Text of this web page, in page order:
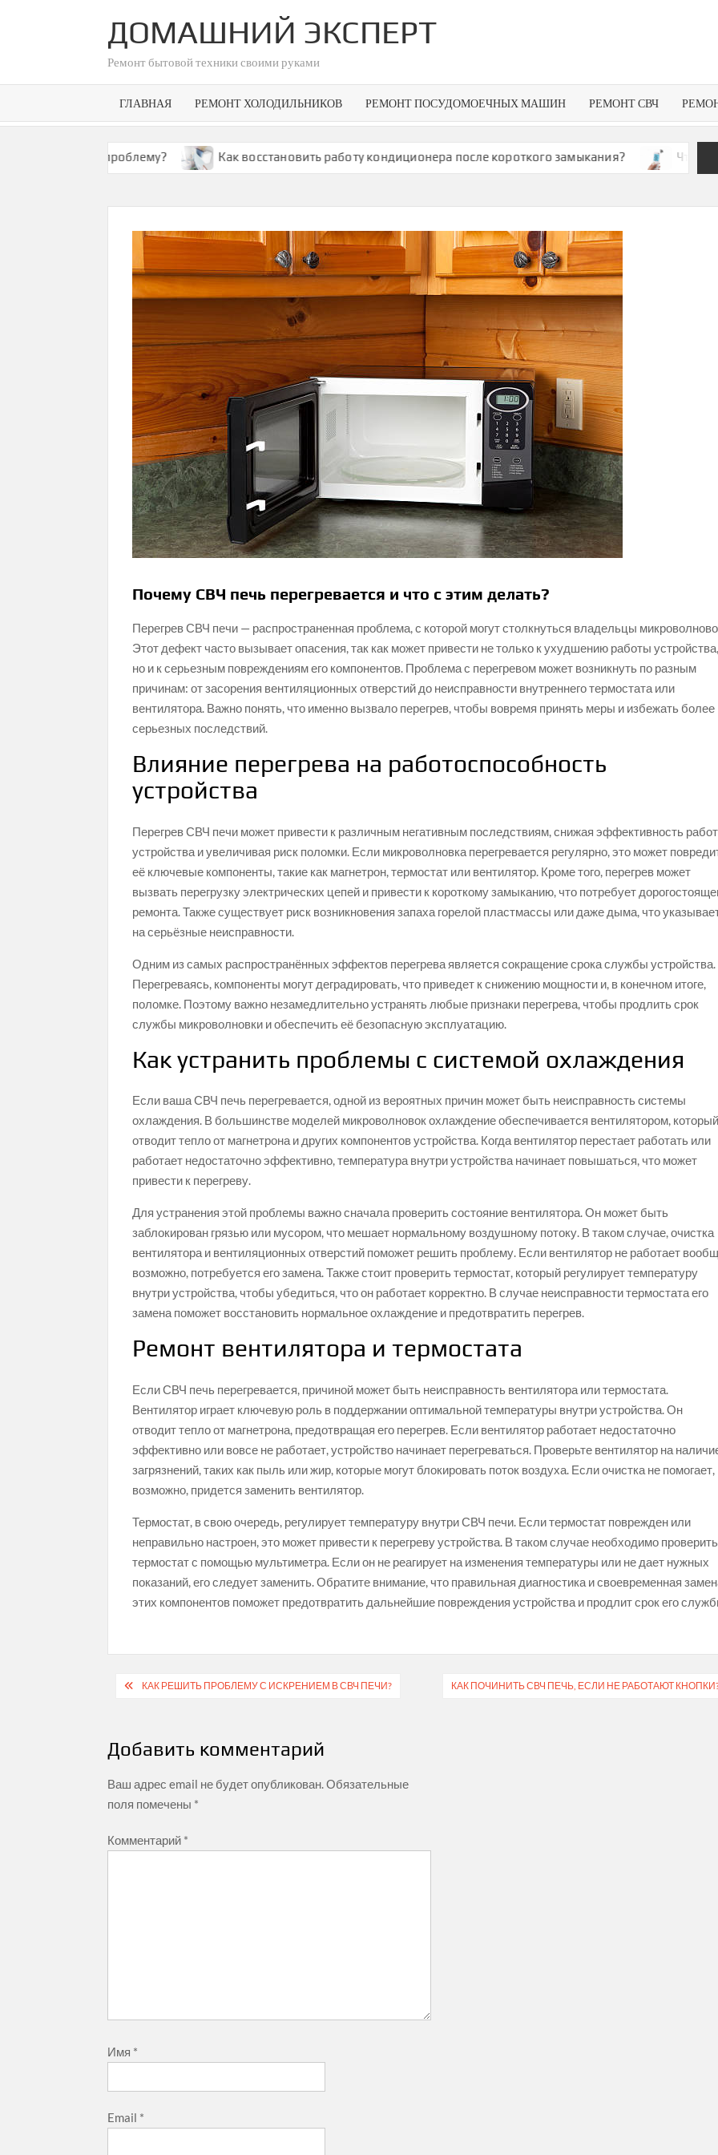
ДОМАШНИЙ ЭКСПЕРТ
Ремонт бытовой техники своими руками
ГЛАВНАЯ РЕМОНТ ХОЛОДИЛЬНИКОВ РЕМОНТ ПОСУДОМОЕЧНЫХ МАШИН РЕМОНТ СВЧ
эту проблему? Как восстановить работу кондиционера после короткого замыкания? Что делать,
Почему СВЧ печь перегревается и что с этим делать?
Перегрев СВЧ печи — распространенная проблема, с которой могут столкнуться владельцы
Этот дефект часто вызывает опасения, так как может привести не только к ухудшению работы
но и к серьезным повреждениям его компонентов. Проблема с перегревом может возникнуть по разным
причинам: от засорения вентиляционных отверстий до неисправности внутреннего термостата или
вентилятора. Важно понять, что именно вызвало перегрев, чтобы вовремя принять меры и избежать более
серьезных последствий.
Влияние перегрева на работоспособность
устройства
Перегрев СВЧ печи может привести к различным негативным последствиям, снижая эффективность
устройства и увеличивая риск поломки. Если микроволновка перегревается регулярно, это может
её ключевые компоненты, такие как магнетрон, термостат или вентилятор. Кроме того, перегрев может
вызвать перегрузку электрических цепей и привести к короткому замыканию, что потребует
ремонта. Также существует риск возникновения запаха горелой пластмассы или даже дыма, что
на серьёзные неисправности.
Одним из самых распространённых эффектов перегрева является сокращение срока службы устройства.
Перегреваясь, компоненты могут деградировать, что приведет к снижению мощности и, в конечном итоге,
поломке. Поэтому важно незамедлительно устранять любые признаки перегрева, чтобы продлить срок
службы микроволновки и обеспечить её безопасную эксплуатацию.
Как устранить проблемы с системой охлаждения
Если ваша СВЧ печь перегревается, одной из вероятных причин может быть неисправность системы
охлаждения. В большинстве моделей микроволновок охлаждение обеспечивается вентилятором,
отводит тепло от магнетрона и других компонентов устройства. Когда вентилятор перестает работать или
работает недостаточно эффективно, температура внутри устройства начинает повышаться, что может
привести к перегреву.
Для устранения этой проблемы важно сначала проверить состояние вентилятора. Он может быть
заблокирован грязью или мусором, что мешает нормальному воздушному потоку. В таком случае, очистка
вентилятора и вентиляционных отверстий поможет решить проблему. Если вентилятор не работает
возможно, потребуется его замена. Также стоит проверить термостат, который регулирует температуру
внутри устройства, чтобы убедиться, что он работает корректно. В случае неисправности термостата его
замена поможет восстановить нормальное охлаждение и предотвратить перегрев.
Ремонт вентилятора и термостата
Если СВЧ печь перегревается, причиной может быть неисправность вентилятора или термостата.
Вентилятор играет ключевую роль в поддержании оптимальной температуры внутри устройства. Он
отводит тепло от магнетрона, предотвращая его перегрев. Если вентилятор работает недостаточно
эффективно или вовсе не работает, устройство начинает перегреваться. Проверьте вентилятор на
загрязнений, таких как пыль или жир, которые могут блокировать поток воздуха. Если очистка не помогает,
возможно, придется заменить вентилятор.
Термостат, в свою очередь, регулирует температуру внутри СВЧ печи. Если термостат поврежден или
неправильно настроен, это может привести к перегреву устройства. В таком случае необходимо проверить
термостат с помощью мультиметра. Если он не реагирует на изменения температуры или не дает нужных
показаний, его следует заменить. Обратите внимание, что правильная диагностика и своевременная
этих компонентов поможет предотвратить дальнейшие повреждения устройства и продлит срок его
Навигация
записям
КАК РЕШИТЬ ПРОБЛЕМУ С ИСКРЕНИЕМ В СВЧ ПЕЧИ? КАК ПОЧИНИТЬ СВЧ ПЕЧЬ, ЕСЛИ НЕ РАБОТАЮТ
Добавить комментарий
Ваш адрес email не будет опубликован. Обязательные
поля помечены *
Комментарий *
Имя *
Email *